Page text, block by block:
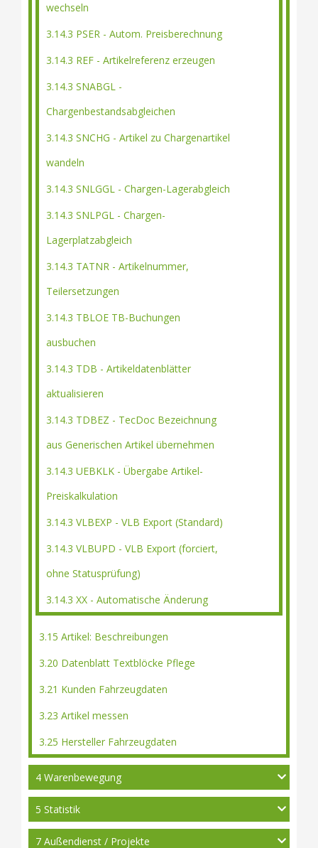
wechseln
3.14.3 PSER - Autom. Preisberechnung
3.14.3 REF - Artikelreferenz erzeugen
3.14.3 SNABGL -
Chargenbestandsabgleichen
3.14.3 SNCHG - Artikel zu Chargenartikel
wandeln
3.14.3 SNLGGL - Chargen-Lagerabgleich
3.14.3 SNLPGL - Chargen-
Lagerplatzabgleich
3.14.3 TATNR - Artikelnummer,
Teilersetzungen
3.14.3 TBLOE TB-Buchungen
ausbuchen
3.14.3 TDB - Artikeldatenblätter
aktualisieren
3.14.3 TDBEZ - TecDoc Bezeichnung
aus Generischen Artikel übernehmen
3.14.3 UEBKLK - Übergabe Artikel-
Preiskalkulation
3.14.3 VLBEXP - VLB Export (Standard)
3.14.3 VLBUPD - VLB Export (forciert,
ohne Statusprüfung)
3.14.3 XX - Automatische Änderung
3.15 Artikel: Beschreibungen
3.20 Datenblatt Textblöcke Pflege
3.21 Kunden Fahrzeugdaten
3.23 Artikel messen
3.25 Hersteller Fahrzeugdaten
4 Warenbewegung
5 Statistik
7 Außendienst / Projekte